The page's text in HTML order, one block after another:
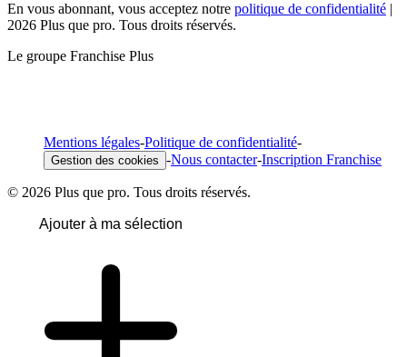
En vous abonnant, vous acceptez notre politique de confidentialité |
2026 Plus que pro. Tous droits réservés.
Le groupe Franchise Plus
Mentions légales-Politique de confidentialité-
Gestion des cookies -Nous contacter-Inscription Franchise
© 2026 Plus que pro. Tous droits réservés.
Ajouter à ma sélection